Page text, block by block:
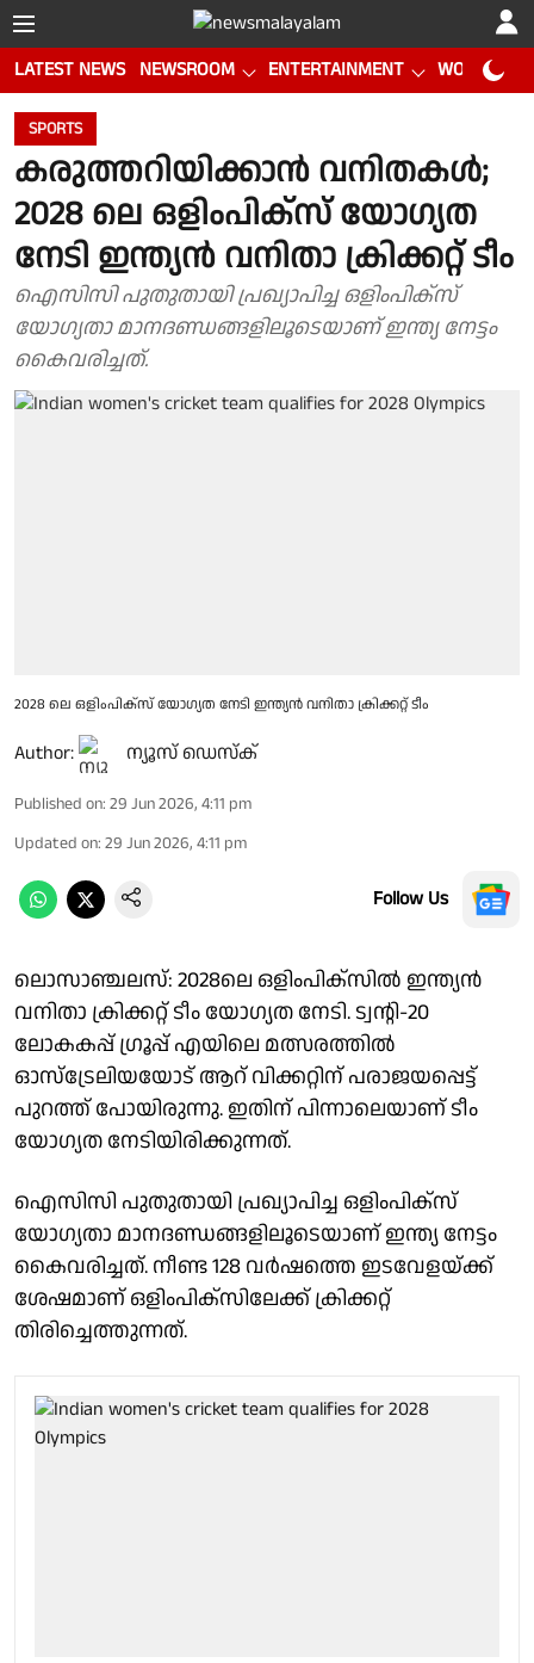
LATEST NEWS NEWSROOM ENTERTAINMENT WORLD CUP
SPORTS
കരുത്തറിയിക്കാൻ വനിതകൾ;
2028 ലെ ഒളിംപിക്സ് യോഗ്യത
നേടി ഇന്ത്യൻ വനിതാ ക്രിക്കറ്റ് ടീം
ഐസിസി പുതുതായി പ്രഖ്യാപിച്ച ഒളിംപിക്സ്
യോഗ്യതാ മാനദണ്ഡങ്ങളിലൂടെയാണ് ഇന്ത്യ നേട്ടം
കൈവരിച്ചത്.
2028 ലെ ഒളിംപിക്സ് യോഗ്യത നേടി ഇന്ത്യൻ വനിതാ ക്രിക്കറ്റ് ടീം
Author: ന്യൂസ് ഡെസ്ക്
Published on: 29 Jun 2026, 4:11 pm
Updated on: 29 Jun 2026, 4:11 pm
Follow Us
ലൊസാഞ്ചലസ്: 2028ലെ ഒളിംപിക്സിൽ ഇന്ത്യൻ
വനിതാ ക്രിക്കറ്റ് ടീം യോഗ്യത നേടി. ട്വൻ്റി-20
ലോകകപ്പ് ഗ്രൂപ്പ് എയിലെ മത്സരത്തിൽ
ഓസ്ട്രേലിയയോട് ആറ് വിക്കറ്റിന് പരാജയപ്പെട്ട്
പുറത്ത് പോയിരുന്നു. ഇതിന് പിന്നാലെയാണ് ടീം
യോഗ്യത നേടിയിരിക്കുന്നത്.
ഐസിസി പുതുതായി പ്രഖ്യാപിച്ച ഒളിംപിക്സ്
യോഗ്യതാ മാനദണ്ഡങ്ങളിലൂടെയാണ് ഇന്ത്യ നേട്ടം
കൈവരിച്ചത്. നീണ്ട 128 വർഷത്തെ ഇടവേളയ്ക്ക്
ശേഷമാണ് ഒളിംപിക്സിലേക്ക് ക്രിക്കറ്റ്
തിരിച്ചെത്തുന്നത്.